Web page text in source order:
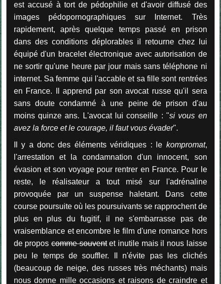
est accusé à tort de pédophilie et d'avoir diffusé des
images pédopornographiques sur Internet. Très
rapidement, après quelque temps passé en prison
dans des conditions déplorables il retourne chez lui
équipé d'un bracelet électronique avec autorisation de
ne sortir qu'une heure par jour mais sans téléphone ni
internet. Sa femme qui l'accable et sa fille sont rentrées
en France. Il apprend par son avocat russe qu'il sera
sans doute condamné à une peine de prison d'au
moins quinze ans. L'avocat lui conseille : "si vous en
avez la force et le courage, il faut vous évader".
Il y a donc des éléments véridiques : le kompromat,
l'arrestation et la condamnation d'un innocent, son
évasion et son voyage pour rentrer en France. Pour le
reste, le réalisateur a tout misé sur l'adrénaline
provoquée par un suspense haletant. Dans cette
course poursuite où les poursuivants se rapprochent de
plus en plus du fugitif, il ne s'embarrasse pas de
vraisemblance et encombre le film d'une romance hors
de propos comme souventet inutile mais il nous laisse
peu le temps de souffler. Il n'évite pas les clichés
(beaucoup de neige, des russes très méchants) mais
nous donne mille occasions et raisons de craindre et